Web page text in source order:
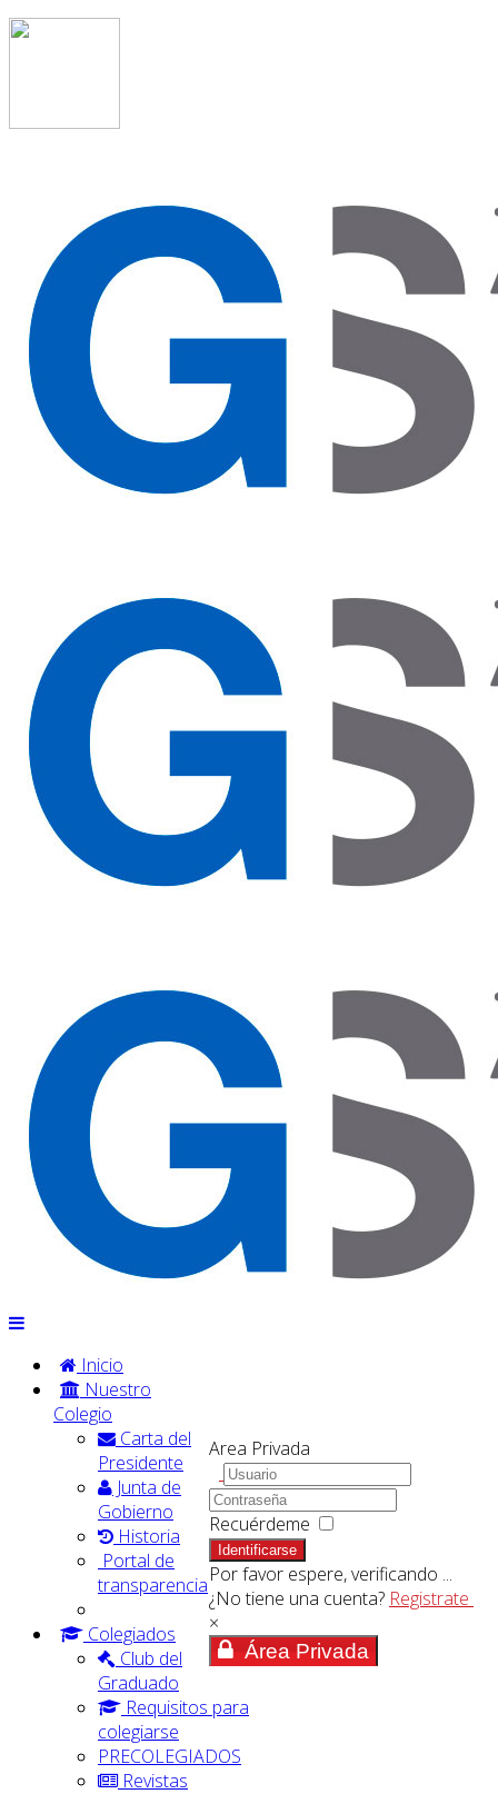
Area Privada
Recuérdeme
Identificarse
Por favor espere, verificando ...
¿No tiene una cuenta? Registrate
×
Área Privada
Inicio
Nuestro
Colegio
Carta del
Presidente
Junta de
Gobierno
Historia
Portal de
transparencia
Colegiados
Club del
Graduado
Requisitos para
colegiarse
PRECOLEGIADOS
Revistas